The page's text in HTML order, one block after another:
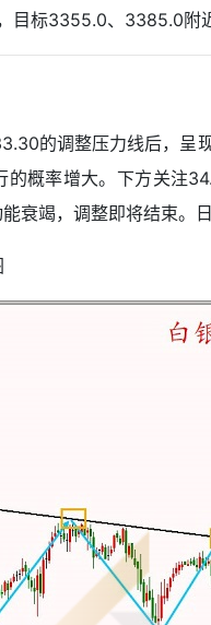
目标3355.0、3385.0附
的调整压力线后，
的概率增大。下方关注
衰竭，调整即将结束。